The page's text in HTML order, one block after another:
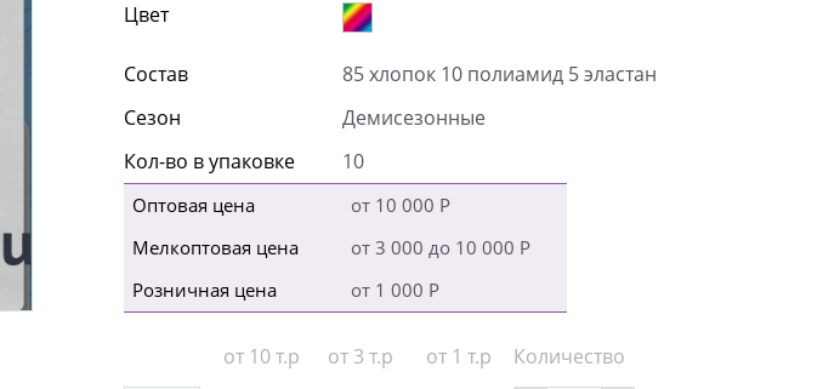
Цвет
Состав
85 хлопок 10 полиамид 5 эластан
Сезон
Демисезонные
Кол-во в упаковке
10
Оптовая цена
от 10 000 Р
Мелкоптовая цена
от 3 000 до 10 000 Р
Розничная цена
от 1 000 Р
от 10 т.р от 3 т.р от 1 т.р
Количество